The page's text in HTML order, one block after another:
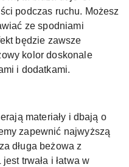
podczas ruchu. Możesz
ze spodniami
będzie zawsze
kolor doskonale
i dodatkami.
materiały i dbają o
zapewnić najwyższą
długa beżowa z
trwała i łatwa w